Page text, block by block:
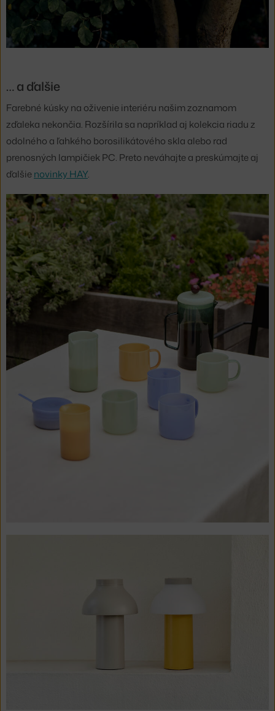
… a ďalšie
Farebné kúsky na oživenie interiéru našim zoznamom
zďaleka nekončia. Rozšírila sa napríklad aj kolekcia riadu z
odolného a ľahkého borosilikátového skla alebo rad
prenosných lampičiek PC. Preto neváhajte a preskúmajte aj
ďalšienovinky HAY.